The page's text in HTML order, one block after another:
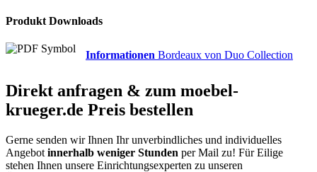
Produkt Downloads
Informationen Bordeaux von Duo Collection
Direkt anfragen & zum moebel-
krueger.de Preis bestellen
Gerne senden wir Ihnen Ihr unverbindliches und individuelles
Angebot innerhalb weniger Stunden per Mail zu! Für Eilige
stehen Ihnen unsere Einrichtungsexperten zu unseren